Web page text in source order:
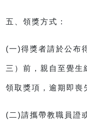
五、領獎方式：
(一)得獎者請於公布
三）前，親自至覺
領取獎項，逾期即喪
(二)請攜帶教職員證